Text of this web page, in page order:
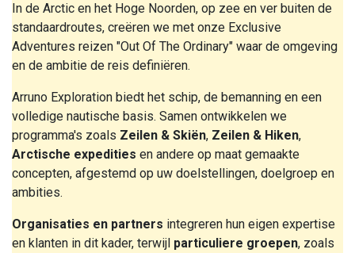
In de Arctic en het Hoge Noorden, op zee en ver buiten de
standaardroutes, creëren we met onze Exclusive
Adventures reizen "Out Of The Ordinary" waar de omgeving
en de ambitie de reis definiëren.
Arruno Exploration biedt het schip, de bemanning en een
volledige nautische basis. Samen ontwikkelen we
programma's zoals Zeilen & Skiën, Zeilen & Hiken,
Arctische expedities en andere op maat gemaakte
concepten, afgestemd op uw doelstellingen, doelgroep en
ambities.
Organisaties en partners integreren hun eigen expertise
en klanten in dit kader, terwijl particuliere groepen, zoals